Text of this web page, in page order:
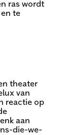
ras wordt
te
theater
van
reactie op
aan
die-we-